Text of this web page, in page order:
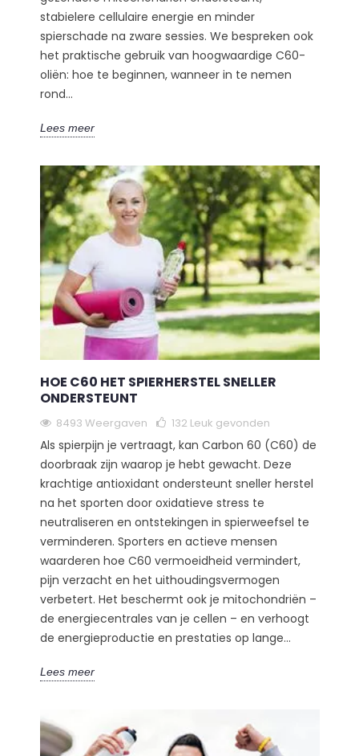
stabielere cellulaire energie en minder
spierschade na zware sessies. We bespreken ook
het praktische gebruik van hoogwaardige C60-
oliën: hoe te beginnen, wanneer in te nemen
rond...
Lees meer
HOE C60 HET SPIERHERSTEL SNELLER
ONDERSTEUNT
8493 Weergaven 132 Leuk gevonden
Als spierpijn je vertraagt, kan Carbon 60 (C60) de
doorbraak zijn waarop je hebt gewacht. Deze
krachtige antioxidant ondersteunt sneller herstel
na het sporten door oxidatieve stress te
neutraliseren en ontstekingen in spierweefsel te
verminderen. Sporters en actieve mensen
waarderen hoe C60 vermoeidheid vermindert,
pijn verzacht en het uithoudingsvermogen
verbetert. Het beschermt ook je mitochondriën –
de energiecentrales van je cellen – en verhoogt
de energieproductie en prestaties op lange...
Lees meer